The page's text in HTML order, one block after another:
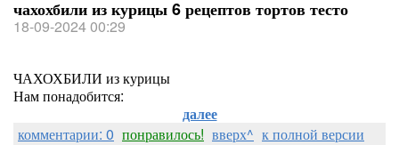
чахохбили из курицы 6 рецептов тортов тесто
18-09-2024 00:29
ЧАХОХБИЛИ из курицы
Нам понадобится:
далее
комментарии: 0 понравилось! вверх^ к полной версии